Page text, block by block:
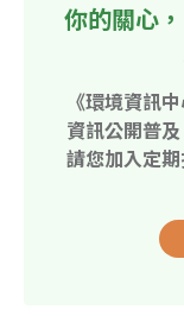
你的關心
《環境資訊
資訊公開普
請您加入定